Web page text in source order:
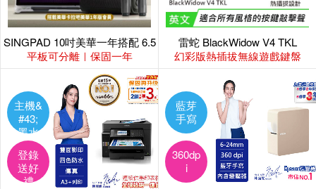
SINGPAD 10吋美華一年搭配 6.5
便攜重砲
平板可分離｜保固一年
雷蛇 BlackWidow V4 TKL
幻彩版熱插拔無線遊戲鍵盤
主機&
#43;
墨水
組
登錄
送好
禮
藍芽
手寫
360dp
i